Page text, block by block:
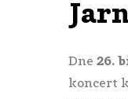
Dne 26.
koncert